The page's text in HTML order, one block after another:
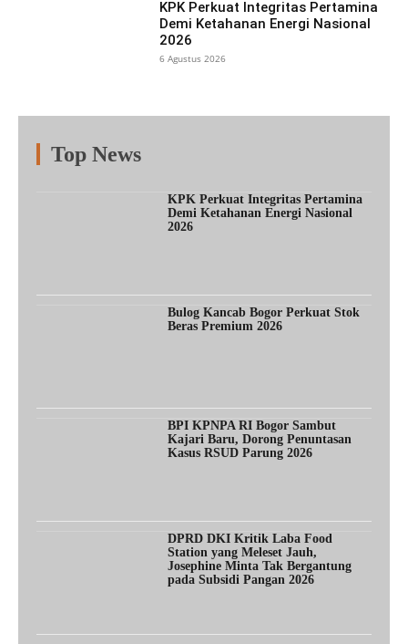
KPK Perkuat Integritas Pertamina
Demi Ketahanan Energi Nasional
2026
6 Agustus 2026
Top News
KPK Perkuat Integritas Pertamina
Demi Ketahanan Energi Nasional
2026
Bulog Kancab Bogor Perkuat Stok
Beras Premium 2026
BPI KPNPA RI Bogor Sambut
Kajari Baru, Dorong Penuntasan
Kasus RSUD Parung 2026
DPRD DKI Kritik Laba Food
Station yang Meleset Jauh,
Josephine Minta Tak Bergantung
pada Subsidi Pangan 2026